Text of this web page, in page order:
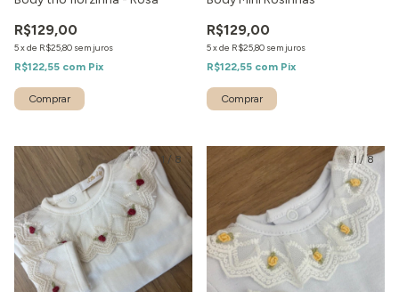
R$129,00
5xde R$25,80 sem juros
R$122,55 com Pix
Comprar
R$129,00
5xde R$25,80 sem juros
R$122,55 com Pix
1 / 8 1/8